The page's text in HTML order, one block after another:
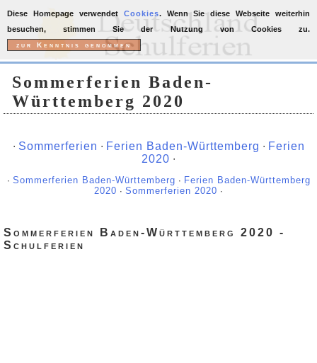
Sommerferien Baden-
Württemberg 2020
∙ Sommerferien ∙ Ferien Baden-Württemberg ∙ Ferien
2020 ∙
∙ Sommerferien Baden-Württemberg ∙ Ferien Baden-Württemberg
2020 ∙ Sommerferien 2020 ∙
Sommerferien Baden-Württemberg 2020 -
Schulferien
Diese Homepage verwendet Cookies. Wenn Sie diese Webseite weiterhin
besuchen, stimmen Sie der Nutzung von Cookies zu.